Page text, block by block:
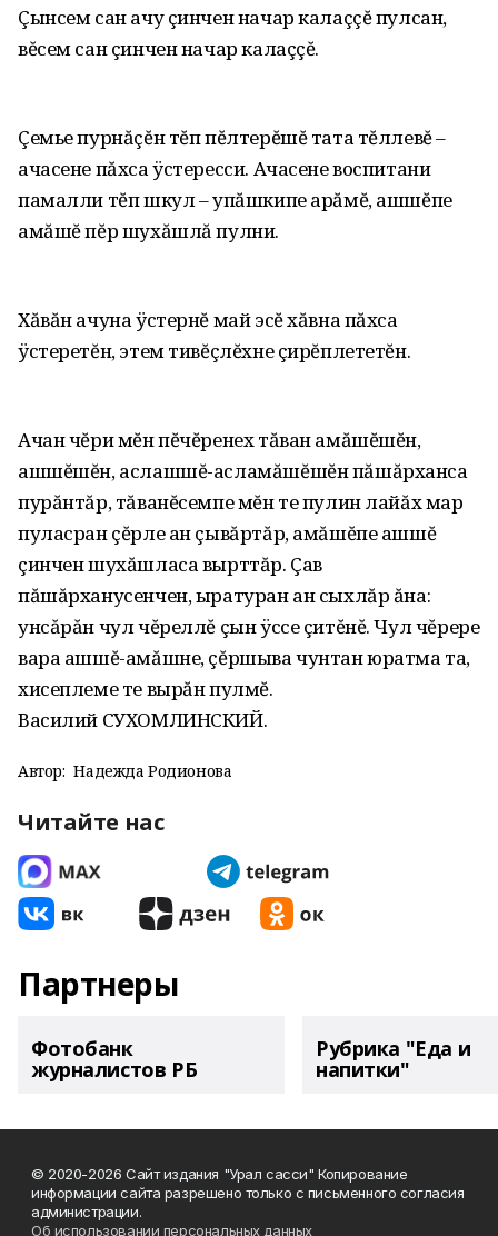
Çынсем сан ачу çинчен начар калаççĕ пулсан,
вĕсем сан çинчен начар калаççĕ.
Çемье пурнăçĕн тĕп пĕлтерĕшĕ тата тĕллевĕ –
ачасене пăхса ÿстересси. Ачасене воспитани
памалли тĕп шкул – упăшкипе арăмĕ, ашшĕпе
амăшĕ пĕр шухăшлă пулни.
Хăвăн ачуна ÿстернĕ май эсĕ хăвна пăхса
ÿстеретĕн, этем тивĕçлĕхне çирĕплететĕн.
Ачан чĕри мĕн пĕчĕренех тăван амăшĕшĕн,
ашшĕшĕн, аслашшĕ-асламăшĕшĕн пăшăрханса
пурăнтăр, тăванĕсемпе мĕн те пулин лайăх мар
пуласран çĕрле ан çывăртăр, амăшĕпе ашшĕ
çинчен шухăшласа вырттăр. Çав
пăшăрханусенчен, ыратуран ан сыхлăр ăна:
унсăрăн чул чĕреллĕ çын ÿссе çитĕнĕ. Чул чĕрере
вара ашшĕ-амăшне, çĕршыва чунтан юратма та,
хисеплеме те вырăн пулмĕ.
Василий СУХОМЛИНСКИЙ.
Автор: Надежда Родионова
Читайте нас
Партнеры
Фотобанк
журналистов РБ
Рубрика "Еда и
напитки"
© 2020-2026 Сайт издания "Урал сасси" Копирование
информации сайта разрешено только с письменного согласия
администрации.
Об использовании персональных данных